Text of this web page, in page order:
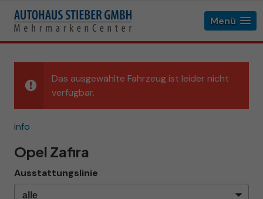
Menü
Das ausgewählte Fahrzeug ist leider nicht
verfügbar.
info
Opel Zafira
Ausstattungslinie